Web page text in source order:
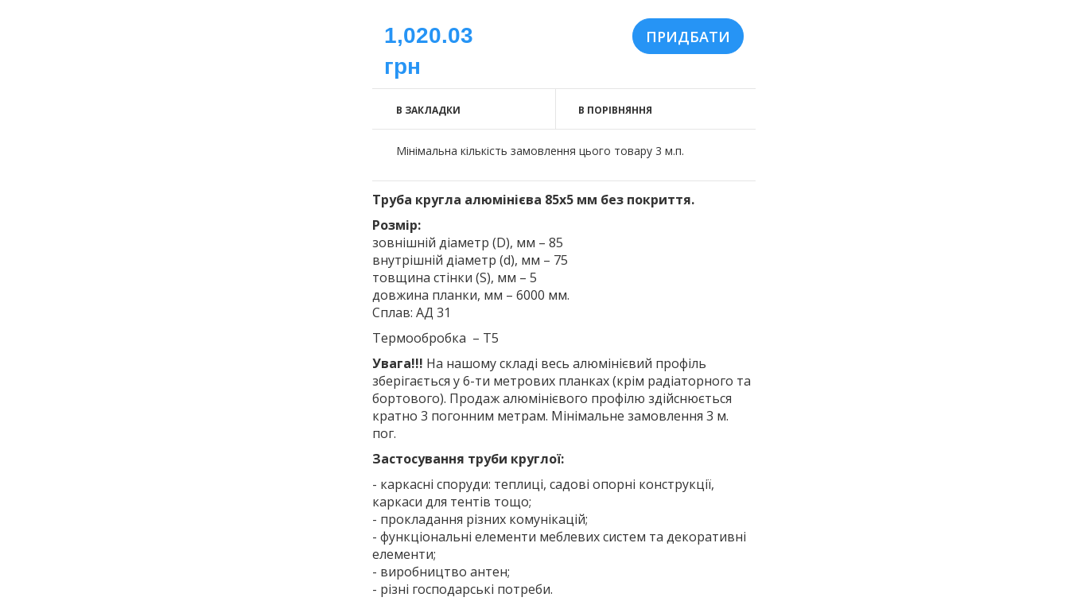
1,020.03
грн
В ЗАКЛАДКИ В ПОРІВНЯННЯ
Мінімальна кількість замовлення цього товару 3 м.п.
Труба кругла алюмінієва 85х5 мм без покриття.
Розмір:
зовнішній діаметр (D), мм – 85
внутрішній діаметр (d), мм – 75
товщина стінки (S), мм – 5
довжина планки, мм – 6000 мм.
Сплав: АД 31
Термообробка – Т5
Увага!!! На нашому складі весь алюмінієвий профіль
зберігається у 6-ти метрових планках (крім радіаторного та
бортового). Продаж алюмінієвого профілю здійснюється
кратно 3 погонним метрам. Мінімальне замовлення 3 м.
пог.
Застосування труби круглої:
- каркасні споруди: теплиці, садові опорні конструкції,
каркаси для тентів тощо;
- прокладання різних комунікацій;
- функціональні елементи меблевих систем та декоративні
елементи;
- виробництво антен;
- різні господарські потреби.